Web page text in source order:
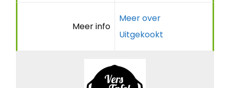
Meer info
Meer over
Uitgekookt